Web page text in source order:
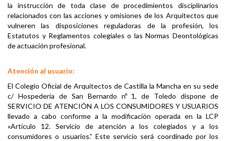
la instrucción de toda clase de procedimientos disciplinarios
relacionados con las acciones y omisiones de los Arquitectos que
vulneren las disposiciones reguladoras de la profesión, los
Estatutos y Reglamentos colegiales o las Normas Deontológicas
de actuación profesional.
Atención al usuario:
El Colegio Oficial de Arquitectos de Castilla la Mancha en su sede
c/ Hospedería de San Bernardo nº 1, de Toledo dispone de
SERVICIO DE ATENCIÓN A LOS CONSUMIDORES Y USUARIOS
llevado a cabo conforme a la modificación operada en la LCP
«Artículo 12. Servicio de atención a los colegiados y a los
consumidores o usuarios.” Este servicio será coordinado por los